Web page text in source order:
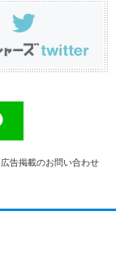
広告掲載のお問い合わせ